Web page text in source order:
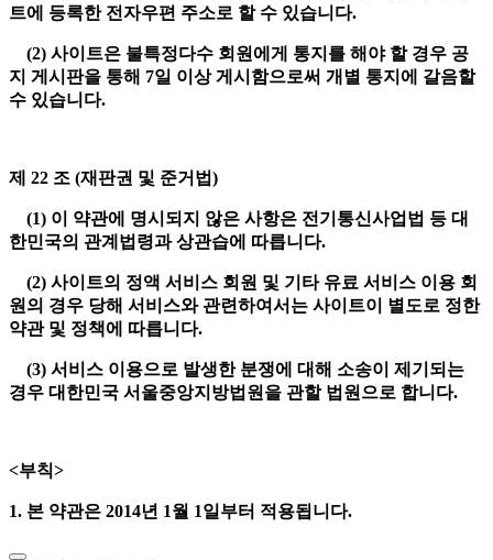
트에 등록한 전자우편 주소로 할 수 있습니다.
(2) 사이트은 불특정다수 회원에게 통지를 해야 할 경우 공
지 게시판을 통해 7일 이상 게시함으로써 개별 통지에 갈음할
수 있습니다.
제 22 조 (재판권 및 준거법)
(1) 이 약관에 명시되지 않은 사항은 전기통신사업법 등 대
한민국의 관계법령과 상관습에 따릅니다.
(2) 사이트의 정액 서비스 회원 및 기타 유료 서비스 이용 회
원의 경우 당해 서비스와 관련하여서는 사이트이 별도로 정한
약관 및 정책에 따릅니다.
(3) 서비스 이용으로 발생한 분쟁에 대해 소송이 제기되는
경우 대한민국 서울중앙지방법원을 관할 법원으로 합니다.
<부칙>
1. 본 약관은 2014년 1월 1일부터 적용됩니다.